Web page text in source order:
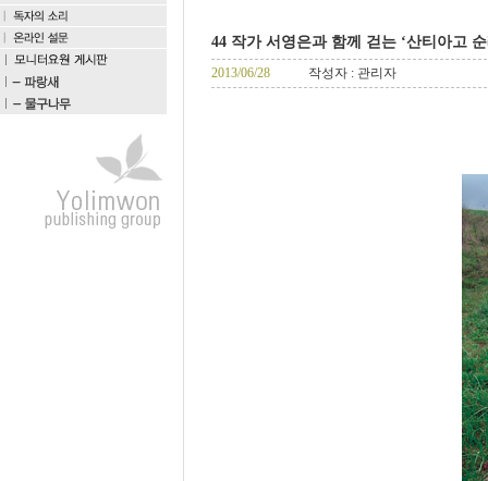
44 작가 서영은과 함께 걷는 ‘산티아고 순
2013/06/28 작성자 : 관리자